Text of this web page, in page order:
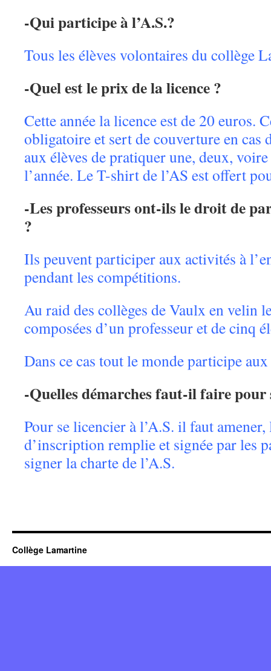
-Qui participe à l’A.S.?
Tous les élèves volontaires du collège
-Quel est le prix de la licence ?
Cette année la licence est de 20 euros.
obligatoire et sert de couverture en cas
aux élèves de pratiquer une, deux,
l’année. Le T-shirt de l’AS est offert
-Les professeurs ont-ils le droit de
?
Ils peuvent participer aux activités à
pendant les compétitions.
Au raid des collèges de Vaulx en velin
composées d’un professeur et de cinq
Dans ce cas tout le monde participe
-Quelles démarches faut-il faire pour
Pour se licencier à l’A.S. il faut
d’inscription remplie et signée par les
signer la charte de l’A.S.
Collège Lamartine